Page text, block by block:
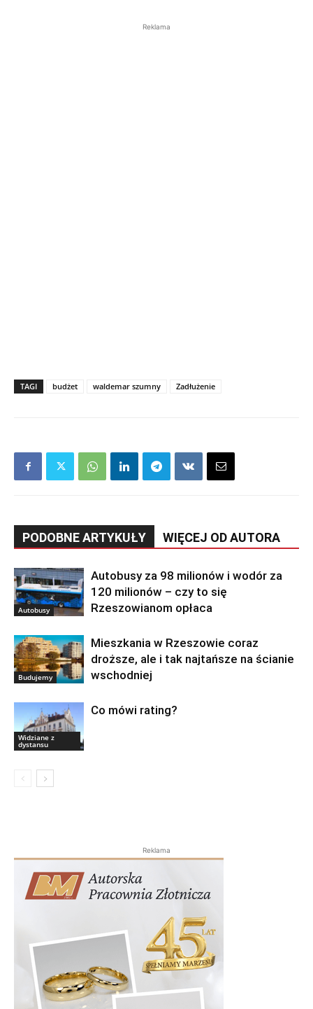
Reklama
TAGI budżet waldemar szumny Zadłużenie
PODOBNE ARTYKUŁY WIĘCEJ OD AUTORA
Autobusy
Autobusy za 98 milionów i wodór za
120 milionów – czy to się
Rzeszowianom opłaca
Budujemy
Mieszkania w Rzeszowie coraz
droższe, ale i tak najtańsze na ścianie
wschodniej
Widziane z
dystansu
Co mówi rating?
Reklama